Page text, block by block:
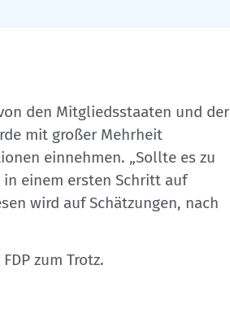
den Mitgliedsstaaten und der
mit großer Mehrheit
einnehmen. „Sollte es zu
einem ersten Schritt auf
wird auf Schätzungen, nach
zum Trotz.